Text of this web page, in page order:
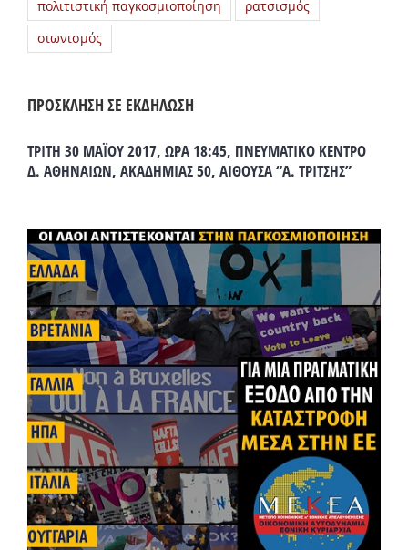
πολιτιστική παγκοσμιοποίηση
ρατσισμός
σιωνισμός
ΠΡΟΣΚΛΗΣΗ ΣΕ ΕΚΔΗΛΩΣΗ
ΤΡΙΤΗ 30 ΜΑΪΟΥ 2017, ΩΡΑ 18:45, ΠΝΕΥΜΑΤΙΚΟ ΚΕΝΤΡΟ
Δ. ΑΘΗΝΑΙΩΝ, ΑΚΑΔΗΜΙΑΣ 50, ΑΙΘΟΥΣΑ “Α. ΤΡΙΤΣΗΣ”